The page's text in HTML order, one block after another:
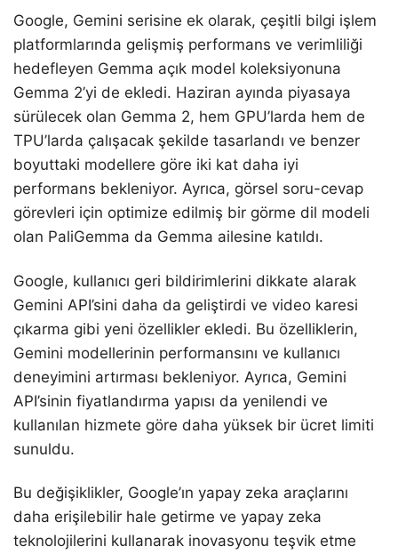
Google, Gemini serisine ek olarak, çeşitli bilgi işlem
platformlarında gelişmiş performans ve verimliliği
hedefleyen Gemma açık model koleksiyonuna
Gemma 2’yi de ekledi. Haziran ayında piyasaya
sürülecek olan Gemma 2, hem GPU’larda hem de
TPU’larda çalışacak şekilde tasarlandı ve benzer
boyuttaki modellere göre iki kat daha iyi
performans bekleniyor. Ayrıca, görsel soru-cevap
görevleri için optimize edilmiş bir görme dil modeli
olan PaliGemma da Gemma ailesine katıldı.
Google, kullanıcı geri bildirimlerini dikkate alarak
Gemini API’sini daha da geliştirdi ve video karesi
çıkarma gibi yeni özellikler ekledi. Bu özelliklerin,
Gemini modellerinin performansını ve kullanıcı
deneyimini artırması bekleniyor. Ayrıca, Gemini
API’sinin fiyatlandırma yapısı da yenilendi ve
kullanılan hizmete göre daha yüksek bir ücret limiti
sunuldu.
Bu değişiklikler, Google’ın yapay zeka araçlarını
daha erişilebilir hale getirme ve yapay zeka
teknolojilerini kullanarak inovasyonu teşvik etme